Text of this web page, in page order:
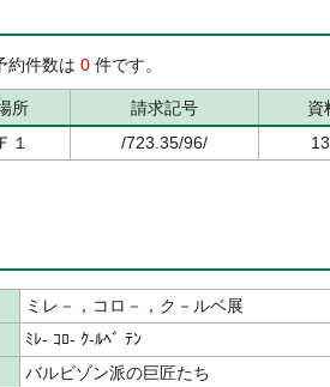
約件数は 0 件です。
所 請求記号
資
１ /723.35/96/
ミレ－，コロ－，ク－ルベ展
ﾐﾚ- ｺﾛ- ｸ-ﾙﾍﾞ ﾃﾝ
バルビゾン派の巨匠たち